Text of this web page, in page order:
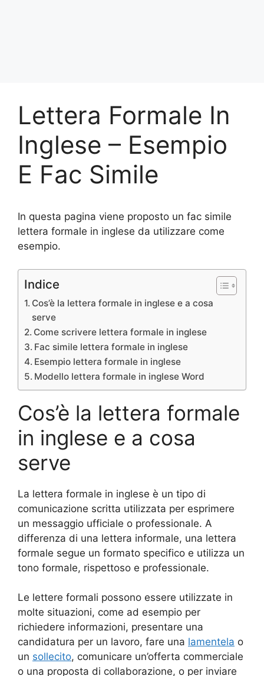
Lettera Formale In
Inglese – Esempio
E Fac Simile
In questa pagina viene proposto un fac simile
lettera formale in inglese da utilizzare come
esempio.
Indice
Cos’è la lettera formale in inglese e a cosa
serve
Come scrivere lettera formale in inglese
Fac simile lettera formale in inglese
Esempio lettera formale in inglese
Modello lettera formale in inglese Word
Cos’è la lettera formale
in inglese e a cosa
serve
La lettera formale in inglese è un tipo di
comunicazione scritta utilizzata per esprimere
un messaggio ufficiale o professionale. A
differenza di una lettera informale, una lettera
formale segue un formato specifico e utilizza un
tono formale, rispettoso e professionale.
Le lettere formali possono essere utilizzate in
molte situazioni, come ad esempio per
richiedere informazioni, presentare una
candidatura per un lavoro, fare una lamentela o
un sollecito, comunicare un’offerta commerciale
o una proposta di collaborazione, o per inviare